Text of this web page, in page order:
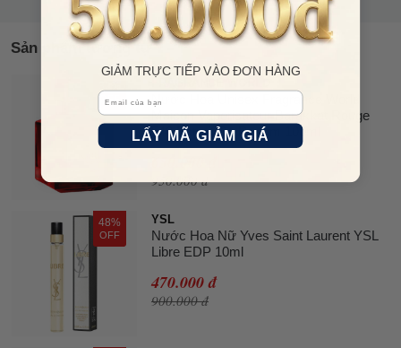
Sản phẩm tương tự
OFF
Nước Hoa Unisex Fragrance World
Maison Vaporisateur Barakkat Rouge
540 Extrait De Parfum 100ml
950.000 đ
48%
OFF
YSL
Nước Hoa Nữ Yves Saint Laurent YSL
Libre EDP 10ml
470.000 đ
900.000 đ
GIẢM TRỰC TIẾP VÀO ĐƠN HÀNG
Email
LẤY MÃ GIẢM GIÁ